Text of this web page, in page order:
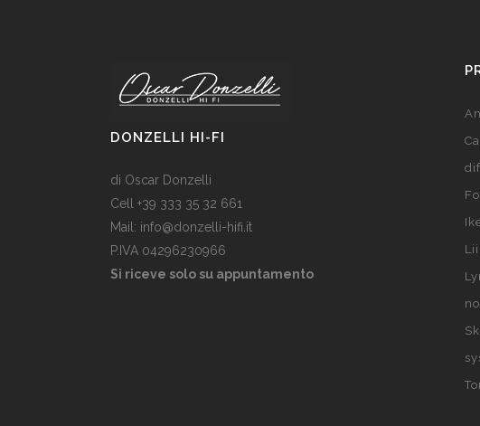
DONZELLI HI-FI
di Oscar Donzelli
Cell +39 333 35 32 661
Mail: info@donzelli-hifi.it
P.IVA 04296230966
Si riceve solo su appuntamento